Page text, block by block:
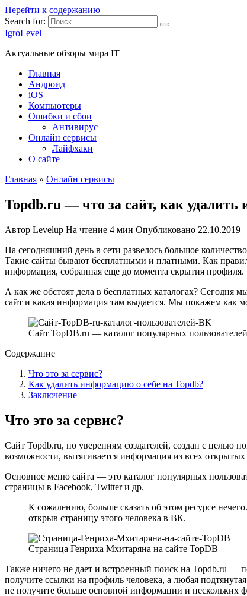
Перейти к содержанию
Search for:
IgroLevel
Актуальные обзоры мира IT
Главная
Андроид
iOS
Компьютеры
Ошибки и сбои
Антивирус
Онлайн сервисы
Лайфхаки
О сайте
Главная » Онлайн сервисы
Topdb.ru — что за сайт, как
Автор Levelup На чтение 4 мин Опубликовано 22.10.2019
На сегодняшний день в сети развелось большое
Такие сайты бывают бесплатными и платными. Как
информация, собранная еще до момента скрытия профиля.
А как же обстоят дела в бесплатных каталогах?
сайт и какая информация там выдается. Мы покажем как
Сайт TopDB.ru — каталог популярных
Содержание
Что это за сервис?
Как удалить информацию о себе на Topdb?
Заключение
Что это за сервис?
Сайт Topdb.ru, по уверениям создателей, создан с целью
возможности, вытягивается информация из всех
Основное меню сайта — это каталог популярных
страницы в Facebook, Twitter и др.
К сожалению, больше сказать об этом ресурсе
открыв страницу этого человека в ВК.
Страница Генриха Мхитаряна на сайте TopDB
Также ничего не дает и встроенный поиск на Topdb.ru —
получите ссылки на профиль человека, а любая
не получите больше основной информации и нескольких